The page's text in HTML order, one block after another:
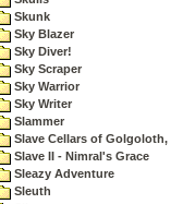
Skunk
Sky Blazer
Sky Diver!
Sky Scraper
Sky Warrior
Sky Writer
Slammer
Slave Cellars of Golgoloth,
Slave II - Nimral's Grace
Sleazy Adventure
Sleuth